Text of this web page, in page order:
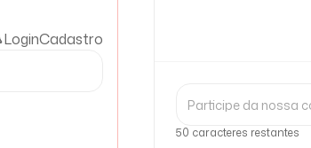
LoginCadastro
50 caracteres restantes